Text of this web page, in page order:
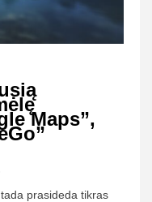
Maps”,
prasideda tikras